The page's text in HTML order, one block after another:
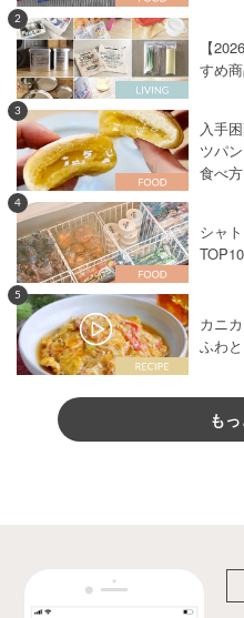
2
【
すめ
3
入手
ツパ
食べ
4
シャ
5
カニ
ふわ
も